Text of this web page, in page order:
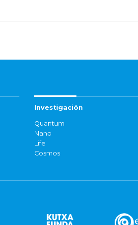
Investigación
Quantum
Nano
Life
Cosmos